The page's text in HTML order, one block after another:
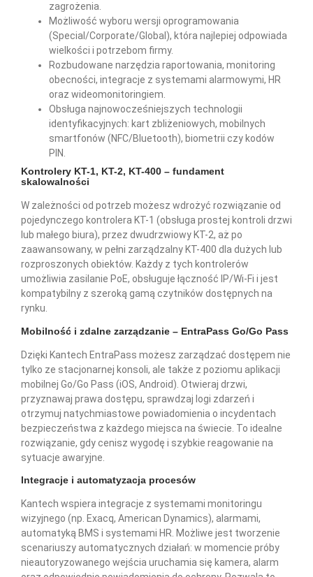
zagrożenia.
Możliwość wyboru wersji oprogramowania
(Special/Corporate/Global), która najlepiej odpowiada
wielkości i potrzebom firmy.
Rozbudowane narzędzia raportowania, monitoring
obecności, integracje z systemami alarmowymi, HR
oraz wideomonitoringiem.
Obsługa najnowocześniejszych technologii
identyfikacyjnych: kart zbliżeniowych, mobilnych
smartfonów (NFC/Bluetooth), biometrii czy kodów
PIN.
Kontrolery KT-1, KT-2, KT-400 – fundament
skalowalności
W zależności od potrzeb możesz wdrożyć rozwiązanie od
pojedynczego kontrolera KT-1 (obsługa prostej kontroli drzwi
lub małego biura), przez dwudrzwiowy KT-2, aż po
zaawansowany, w pełni zarządzalny KT-400 dla dużych lub
rozproszonych obiektów. Każdy z tych kontrolerów
umożliwia zasilanie PoE, obsługuje łączność IP/Wi-Fi i jest
kompatybilny z szeroką gamą czytników dostępnych na
rynku.
Mobilność i zdalne zarządzanie – EntraPass Go/Go Pass
Dzięki Kantech EntraPass możesz zarządzać dostępem nie
tylko ze stacjonarnej konsoli, ale także z poziomu aplikacji
mobilnej Go/Go Pass (iOS, Android). Otwieraj drzwi,
przyznawaj prawa dostępu, sprawdzaj logi zdarzeń i
otrzymuj natychmiastowe powiadomienia o incydentach
bezpieczeństwa z każdego miejsca na świecie. To idealne
rozwiązanie, gdy cenisz wygodę i szybkie reagowanie na
sytuacje awaryjne.
Integracje i automatyzacja procesów
Kantech wspiera integracje z systemami monitoringu
wizyjnego (np. Exacq, American Dynamics), alarmami,
automatyką BMS i systemami HR. Możliwe jest tworzenie
scenariuszy automatycznych działań: w momencie próby
nieautoryzowanego wejścia uruchamia się kamera, alarm